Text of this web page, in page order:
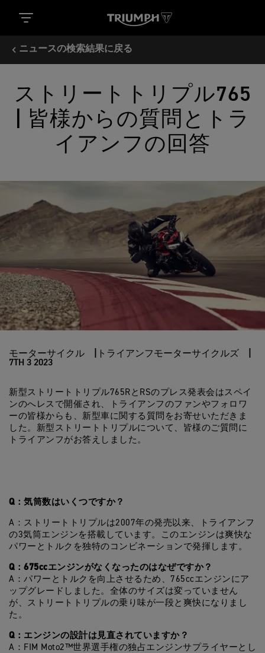
ニュースの検索結果に戻る
ストリートトリプル765
| 皆様からの質問とトラ
イアンフの回答
モーターサイクル
トライアンフモーターサイクルズ
7TH 3 2023
新型ストリートトリプル765RとRSのプレス発表会はスペイ
ンのへレスで開催され、トライアンフのファンやフォロワ
ーの皆様からも、新型車に関する質問をお寄せいただきま
した。新型ストリートトリプルについて、皆様のご質問に
トライアンフがお答えしました。
Q：気筒数はいくつですか？
A：ストリートトリプルは2007年の発売以来、トライアンフ
の3気筒エンジンを搭載しています。このエンジンは爽快な
パワーとトルクを独特のコンビネーションで発揮します。
Q：675ccエンジンがなくなったのはなぜですか？
A：パワーとトルクを向上させるため、765ccエンジンにア
ップグレードしました。全体のサイズは変っていません
が、ストリートトリプルの乗り味が一段と爽快になりまし
た。
Q：エンジンの設計は見直されていますか？
A：FIM Moto2™世界選手権の独占エンジンサプライヤーとし